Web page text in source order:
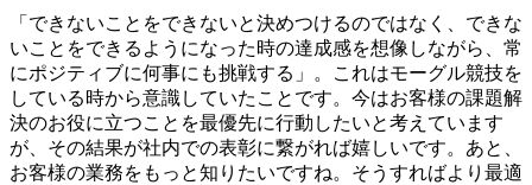
「できないことをできないと決めつけるのではなく、できな
いことをできるようになった時の達成感を想像しながら、常
にポジティブに何事にも挑戦する」。これはモーグル競技を
している時から意識していたことです。今はお客様の課題解
決のお役に立つことを最優先に行動したいと考えています
が、その結果が社内での表彰に繋がれば嬉しいです。あと、
お客様の業務をもっと知りたいですね。そうすればより最適